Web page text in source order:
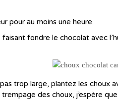
pour au moins une heure.
fondre le chocolat avec
trop large, plantez les choux
des choux, j’espère